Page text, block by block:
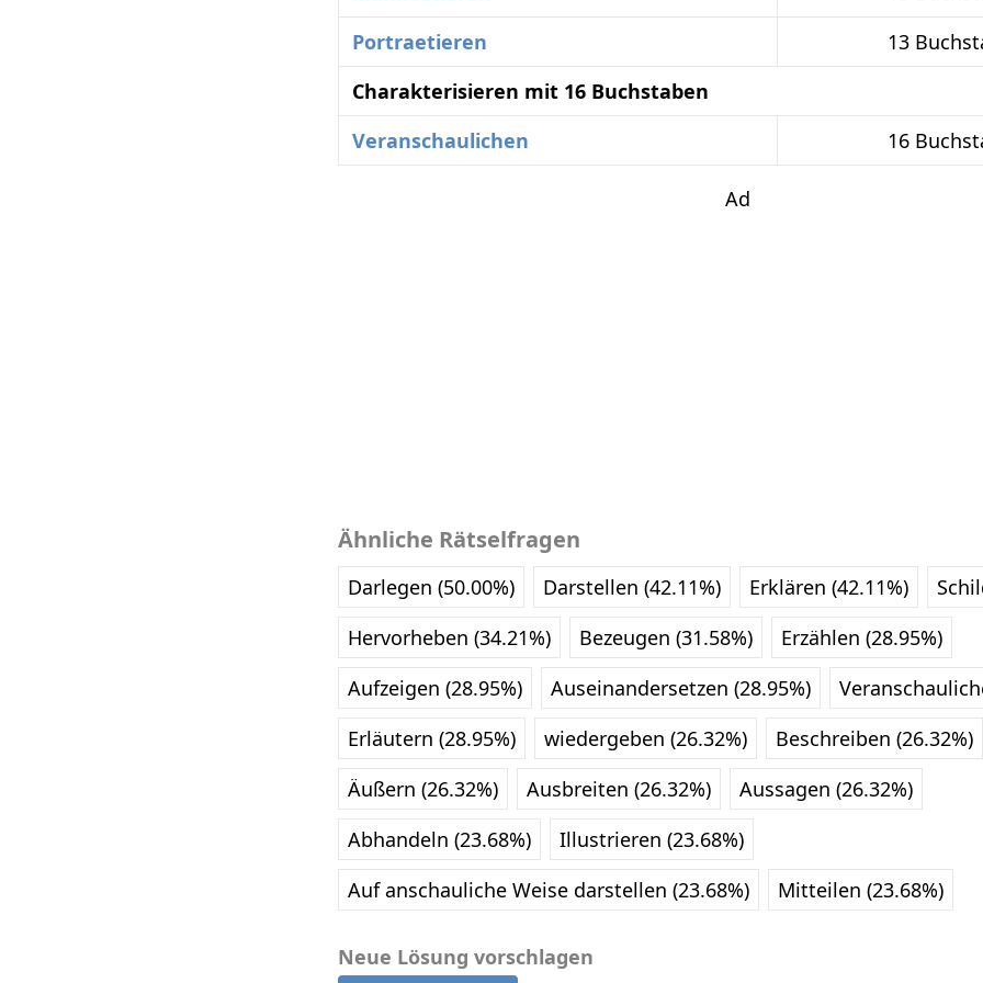
Portraetieren
13
Charakterisieren mit 16 Buchstaben
Veranschaulichen
16
Ad
Ähnliche Rätselfragen
Darlegen (50.00%) Darstellen (42.11%) Erklären (42.11%)
Hervorheben (34.21%)
Bezeugen (31.58%)
Erzählen (28.95%)
Aufzeigen (28.95%)
Auseinandersetzen (28.95%)
Erläutern (28.95%)
wiedergeben (26.32%)
Beschreiben (26.32%)
Äußern (26.32%)
Ausbreiten (26.32%)
Aussagen (26.32%)
Abhandeln (23.68%)
Illustrieren (23.68%)
Auf anschauliche Weise darstellen (23.68%)
Mitteilen (23.68%)
Neue Lösung vorschlagen